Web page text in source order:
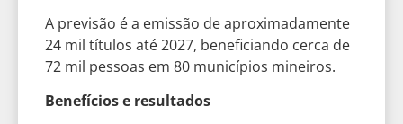
A previsão é a emissão de aproximadamente
24 mil títulos até 2027, beneficiando cerca de
72 mil pessoas em 80 municípios mineiros.
Benefícios e resultados